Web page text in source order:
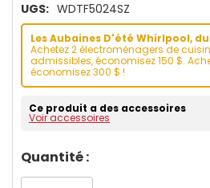
UGS: WDTF5024SZ
Les Aubaines D'été Whirlpool,
Achetez 2 électroménagers de
admissibles, économisez 150 $.
économisez 300 $ !
Ce produit a des accessoires
Voir accessoires
Dépêchez-
vous!
Quantité :